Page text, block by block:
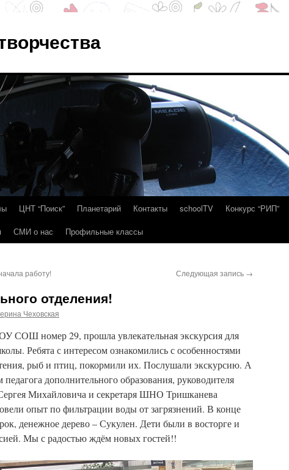
ЦНТ “Поиск” Планетарий Контакты schoolTV
Конкурс “РИП”
СМИ о нас Профильные классы
работу! Следующая запись →
отделения!
Чеховская
СОШ номер 29, прошла увлекательная экскурсия для
Ребята с интересом ознакомились с особенностями
рыб и птиц, покормили их. Послушали экскурсию. А
дополнительного образования, руководителя
Михайловича и секретаря ШНО Тришканева
опыт по фильтрации воды от загрязнений. В конце
денежное дерево – Сукулен. Дети были в восторге и
Мы с радостью ждём новых гостей!!